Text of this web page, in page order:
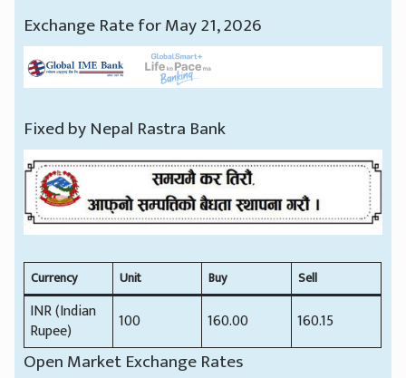
Exchange Rate for May 21, 2026
Fixed by Nepal Rastra Bank
Currency Unit Buy Sell
INR (Indian
Rupee)
100 160.00 160.15
Open Market Exchange Rates